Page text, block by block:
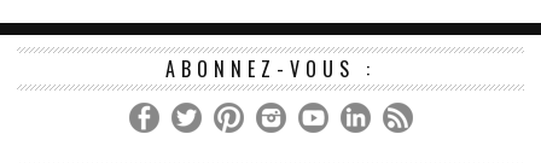
ABONNEZ-VOUS :